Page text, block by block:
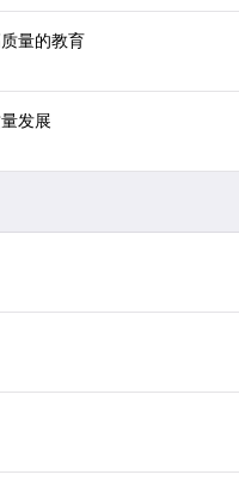
量的教育
发展